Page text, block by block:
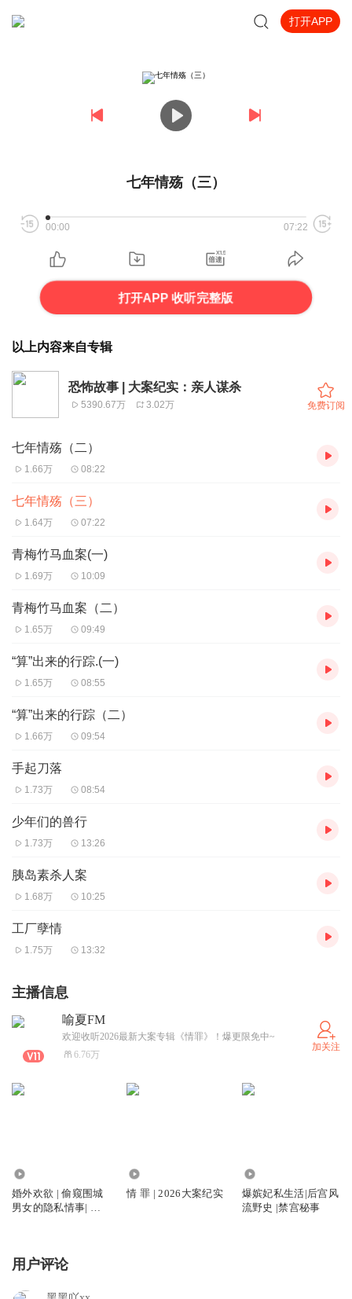
打开APP
七年情殇（三）
00:00 07:22
打开APP 收听完整版
以上内容来自专辑
恐怖故事 | 大案纪实：亲人谋杀
5390.67万 3.02万 免费订阅
七年情殇（二）
1.66万 08:22
七年情殇（三）
1.64万 07:22
青梅竹马血案(一)
1.69万 10:09
青梅竹马血案（二）
1.65万 09:49
“算”出来的行踪.(一)
1.65万 08:55
“算”出来的行踪（二）
1.66万 09:54
手起刀落
1.73万 08:54
少年们的兽行
1.73万 13:26
胰岛素杀人案
1.68万 10:25
工厂孽情
1.75万 13:32
主播信息
喻夏FM
欢迎收听2026最新大案专辑《情罪》！爆更限免中~
6.76万
加关注
婚外欢欲 | 偷窥围城
男女的隐私情事| 真
情 罪 | 2026大案纪实
爆嫔妃私生活|后宫风
流野史 |禁宫秘事
用户评论